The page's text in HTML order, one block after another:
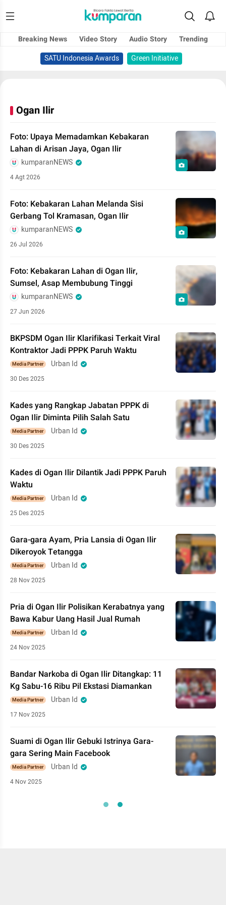
Breaking News Video Story Audio Story
Trending
SATU Indonesia Awards
Green Initiative
Ogan Ilir
Foto: Upaya Memadamkan Kebakaran
Lahan di Arisan Jaya, Ogan Ilir
kumparanNEWS
4 Agt 2026
Foto: Kebakaran Lahan Melanda Sisi
Gerbang Tol Kramasan, Ogan Ilir
kumparanNEWS
26 Jul 2026
Foto: Kebakaran Lahan di Ogan Ilir,
Sumsel, Asap Membubung Tinggi
kumparanNEWS
27 Jun 2026
BKPSDM Ogan Ilir Klarifikasi Terkait Viral
Kontraktor Jadi PPPK Paruh Waktu
Media Partner Urban Id
30 Des 2025
Kades yang Rangkap Jabatan PPPK di
Ogan Ilir Diminta Pilih Salah Satu
Media Partner Urban Id
30 Des 2025
Kades di Ogan Ilir Dilantik Jadi PPPK Paruh
Waktu
Media Partner Urban Id
25 Des 2025
Gara-gara Ayam, Pria Lansia di Ogan Ilir
Dikeroyok Tetangga
Media Partner Urban Id
28 Nov 2025
Pria di Ogan Ilir Polisikan Kerabatnya yang
Bawa Kabur Uang Hasil Jual Rumah
Media Partner Urban Id
24 Nov 2025
Bandar Narkoba di Ogan Ilir Ditangkap: 11
Kg Sabu-16 Ribu Pil Ekstasi Diamankan
Media Partner Urban Id
17 Nov 2025
Suami di Ogan Ilir Gebuki Istrinya Gara-
gara Sering Main Facebook
Media Partner Urban Id
4 Nov 2025